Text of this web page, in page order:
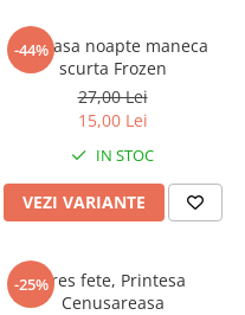
-44%
Camasa noapte maneca
scurta Frozen
27,00 Lei
15,00 Lei
IN STOC
VEZI VARIANTE
-25%Dres fete, Printesa
Cenusareasa